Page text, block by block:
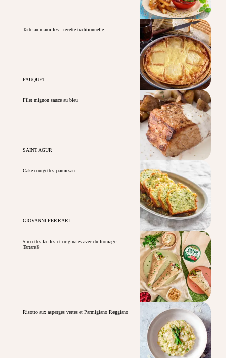
Tarte au maroilles : recette traditionnelle
FAUQUET
Filet mignon sauce au bleu
SAINT AGUR
Cake courgettes parmesan
GIOVANNI FERRARI
5 recettes faciles et originales avec du fromage
Tartare®
Risotto aux asperges vertes et Parmigiano Reggiano